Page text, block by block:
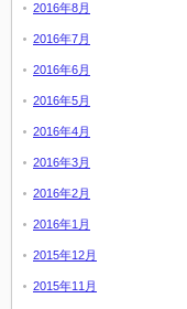
2016年8月
2016年7月
2016年6月
2016年5月
2016年4月
2016年3月
2016年2月
2016年1月
2015年12月
2015年11月